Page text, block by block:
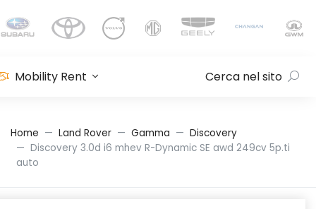
Mobility Rent Cerca nel sito
Home Land Rover Gamma
Discovery
Discovery 3.0d i6 mhev R-Dynamic SE awd 249cv 5p.ti
auto